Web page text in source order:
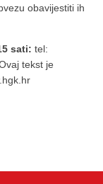
obavijestiti ih
sati: tel:
tekst je